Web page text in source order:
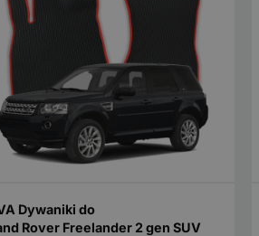
Dywaniki do
Rover Freelander 2 gen SUV